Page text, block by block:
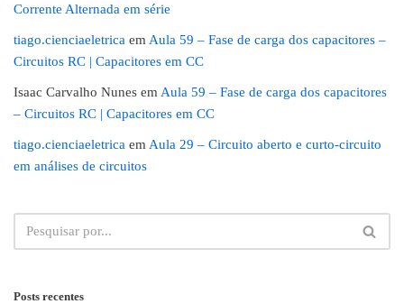
Corrente Alternada em série
tiago.cienciaeletrica em Aula 59 – Fase de carga dos capacitores –
Circuitos RC | Capacitores em CC
Isaac Carvalho Nunes em Aula 59 – Fase de carga dos capacitores
– Circuitos RC | Capacitores em CC
tiago.cienciaeletrica em Aula 29 – Circuito aberto e curto-circuito
em análises de circuitos
Posts recentes